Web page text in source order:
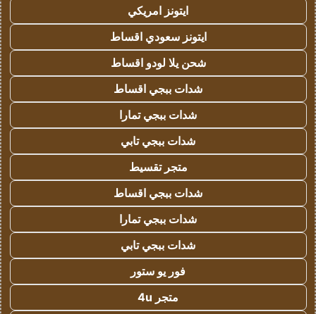
ايتونز امريكي
ايتونز سعودي اقساط
شحن يلا لودو اقساط
شدات ببجي اقساط
شدات ببجي تمارا
شدات ببجي تابي
متجر تقسيط
شدات ببجي اقساط
شدات ببجي تمارا
شدات ببجي تابي
فور يو ستور
متجر 4u